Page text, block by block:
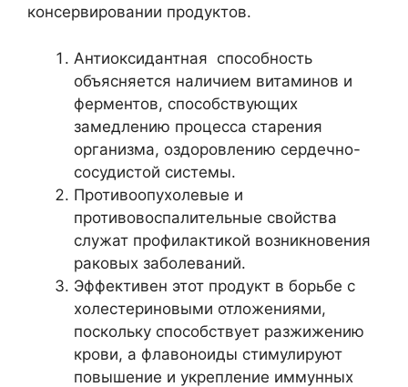
консервировании продуктов.
Антиоксидантная способность
объясняется наличием витаминов и
ферментов, способствующих
замедлению процесса старения
организма, оздоровлению сердечно-
сосудистой системы.
Противоопухолевые и
противовоспалительные свойства
служат профилактикой возникновения
раковых заболеваний.
Эффективен этот продукт в борьбе с
холестериновыми отложениями,
поскольку способствует разжижению
крови, а флавоноиды стимулируют
повышение и укрепление иммунных